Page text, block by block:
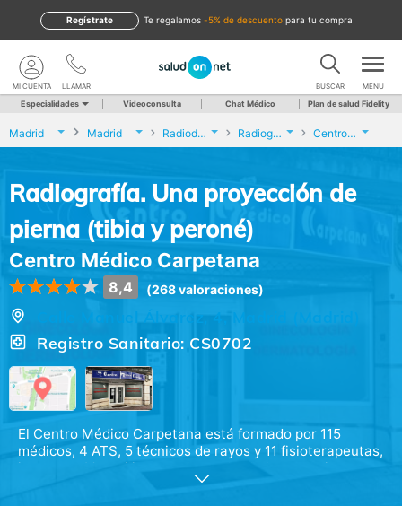
te regalamos -5% de descuento para tu compra
Regístrate
LLAMAR
MI CUENTA BUSCAR MENU
Especialidades Videoconsulta Chat Médico Plan de salud Fidelity
Madrid Madrid Radiodiagnóstico Radiografía. Una proyección de pierna (tibia y peroné) Centro Médico Carpetana
Radiografía. Una proyección de
pierna (tibia y peroné)
Centro Médico Carpetana
8,4 (268 valoraciones)
Calle Manuel Álvarez, 4, Madrid (Madrid)
Registro Sanitario: CS0702
El Centro Médico Carpetana está formado por 115
médicos, 4 ATS, 5 técnicos de rayos y 11 fisioterapeutas,
junto con 62 auxiliares, cubren alrededor de treinta
especialidades médicas. Además de contar con